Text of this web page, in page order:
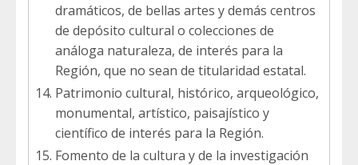
dramáticos, de bellas artes y demás centros
de depósito cultural o colecciones de
análoga naturaleza, de interés para la
Región, que no sean de titularidad estatal.
Patrimonio cultural, histórico, arqueológico,
monumental, artístico, paisajístico y
científico de interés para la Región.
Fomento de la cultura y de la investigación